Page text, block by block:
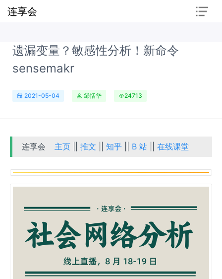
连享会
遗漏变量？敏感性分析！新命令
sensemakr
2021-05-04 邹恬华 24713
连享会 主页 ||推文 ||知乎 B 站 ||在线课堂